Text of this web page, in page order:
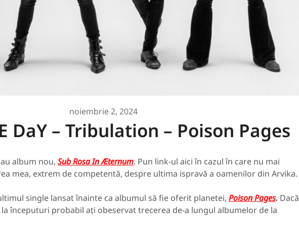
noiembrie 2, 2024
DaY – Tribulation – Poison Pages
au album nou, Sub Rosa In Æternum. Pun link-ul aici în cazul în care nu mai
mea, extrem de competentă, despre ultima ispravă a oamenilor din Arvika.
single lansat înainte ca albumul să fie oferit planetei, Poison Pages. Dacă
începuturi probabil ați obeservat trecerea de-a lungul albumelor de la